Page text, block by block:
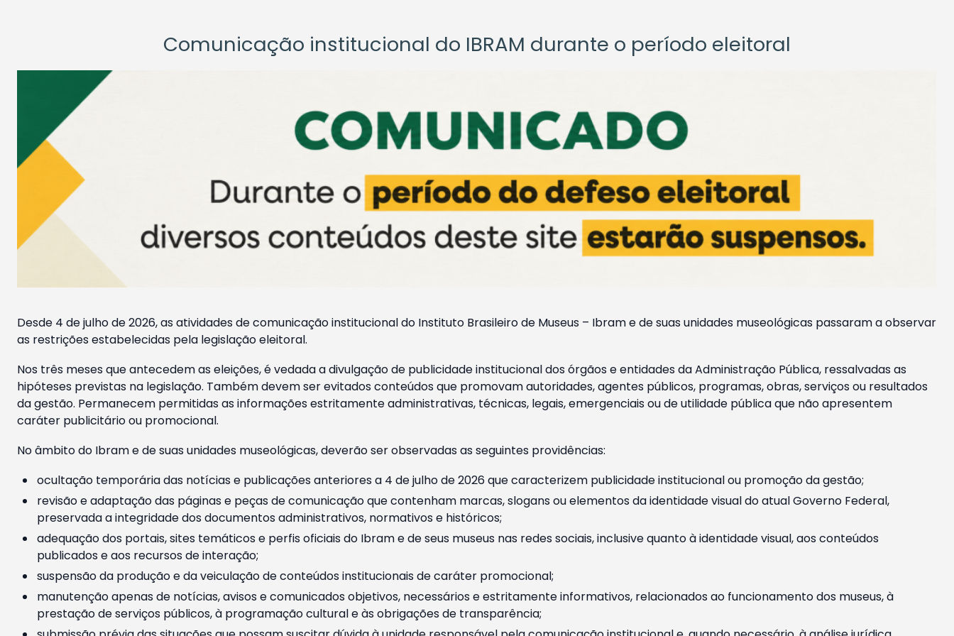
Comunicação institucional do IBRAM durante o período eleitoral
Desde 4 de julho de 2026, as atividades de comunicação institucional do Instituto Brasileiro de Museus – Ibram e de suas unidades museológicas passaram a observar
as restrições estabelecidas pela legislação eleitoral.
Nos três meses que antecedem as eleições, é vedada a divulgação de publicidade institucional dos órgãos e entidades da Administração Pública, ressalvadas as
hipóteses previstas na legislação. Também devem ser evitados conteúdos que promovam autoridades, agentes públicos, programas, obras, serviços ou resultados
da gestão. Permanecem permitidas as informações estritamente administrativas, técnicas, legais, emergenciais ou de utilidade pública que não apresentem
caráter publicitário ou promocional.
No âmbito do Ibram e de suas unidades museológicas, deverão ser observadas as seguintes providências:
ocultação temporária das notícias e publicações anteriores a 4 de julho de 2026 que caracterizem publicidade institucional ou promoção da gestão;
revisão e adaptação das páginas e peças de comunicação que contenham marcas, slogans ou elementos da identidade visual do atual Governo Federal,
preservada a integridade dos documentos administrativos, normativos e históricos;
adequação dos portais, sites temáticos e perfis oficiais do Ibram e de seus museus nas redes sociais, inclusive quanto à identidade visual, aos conteúdos
publicados e aos recursos de interação;
suspensão da produção e da veiculação de conteúdos institucionais de caráter promocional;
manutenção apenas de notícias, avisos e comunicados objetivos, necessários e estritamente informativos, relacionados ao funcionamento dos museus, à
prestação de serviços públicos, à programação cultural e às obrigações de transparência;